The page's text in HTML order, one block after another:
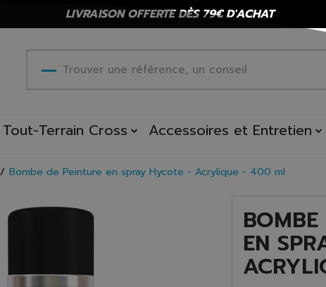
LIVRAISON OFFERTE DÈS 79€ D'ACHAT
Tout-Terrain Cross Accessoires et Entretien
Bombe de Peinture en spray Hycote - Acrylique - 400 ml
BOMBE
EN